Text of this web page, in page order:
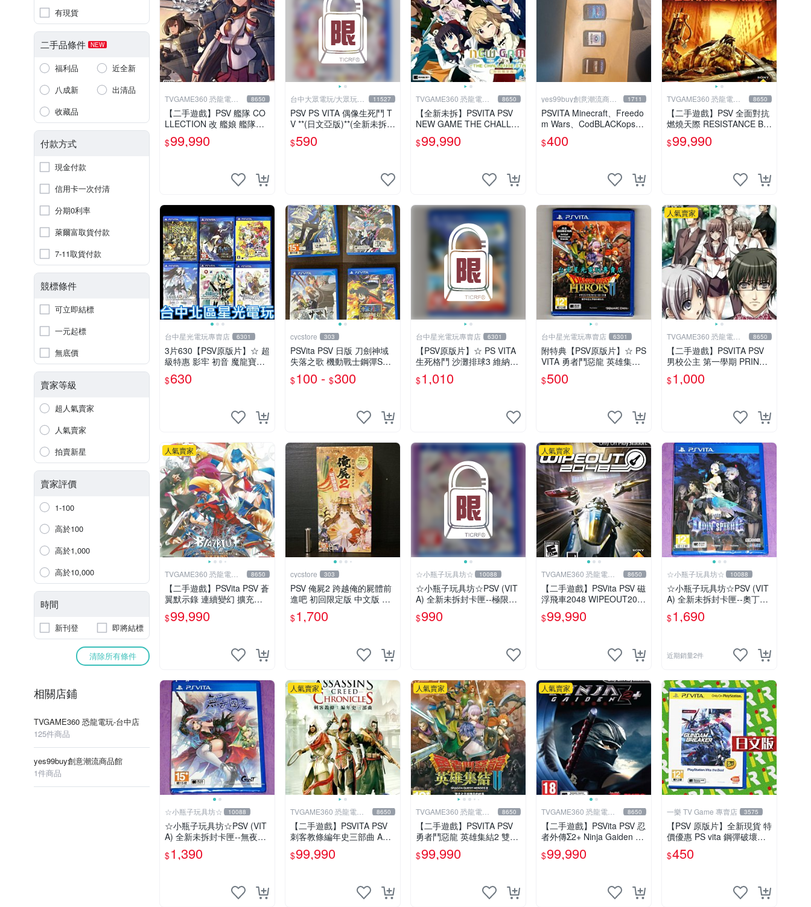
有現貨
二手品條件 NEW
福利品
近全新
八成新
出清品
收藏品
付款方式
現金付款
信用卡一次付清
分期0利率
萊爾富取貨付款
7-11取貨付款
競標條件
可立即結標
一元起標
無底價
賣家等級
超人氣賣家
人氣賣家
拍賣新星
賣家評價
1-100
高於100
高於1,000
高於10,000
時間
新刊登 即將結標
清除所有條件
相關店鋪
TVGAME360 恐龍電玩-台中店
125件商品
yes99buy創意潮流商品館
1件商品
TVGAME360 恐龍電玩- 8650
【二手遊戲】PSV 艦隊 CO
LLECTION 改 艦娘 艦隊收
藏 KANTAI 日文版【台中恐
龍電玩】
$99,990
台中大眾電玩/大眾玩具
店
11527
PSV PS VITA 偶像生死鬥 T
V **(日文亞版)**(全新未拆商
品)【台中大眾電玩】
$590
TVGAME360 恐龍電玩- 8650
【全新未拆】PSVITA PSV
NEW GAME THE CHALLE
NGE STAGE 限定版 中文版
台中恐龍電玩
$99,990
yes99buy創意潮流商品
館
1711
PSVITA Minecraft、Freedo
m Wars、CodBLACKops和
fighting climax
$400
TVGAME360 恐龍電玩- 8650
【二手遊戲】PSV 全面對抗
燃燒天際 RESISTANCE BU
RNING SKIES 中文版【台
中恐龍電玩】
$99,990
台中星光電玩專賣店 6301
3片630【PSV原版片】☆ 超
級特惠 影牢 初音 魔龍寶冠
鍊金工房 ☆中古二手商品
【星光】
$630
cycstore 303
PSVita PSV 日版 刀劍神域
失落之歌 機動戰士鋼彈SEE
D 東京幻都 海賊無雙3 經典
熱血動作 RPG
$100 - $300
台中星光電玩專賣店 6301
【PSV原版片】☆ PS VITA
生死格鬥 沙灘排球3 維納斯
☆中文版全新品【含初回封
入特典】台中星光電玩
$1,010
台中星光電玩專賣店 6301
附特典【PSV原版片】☆ PS
VITA 勇者鬥惡龍 英雄集結2
雙子之王與預言的終結 ☆日
文版全新品【台中星光電
$500
人氣賣家
TVGAME360 恐龍電玩- 8650
【二手遊戲】PSVITA PSV
男校公主 第一學期 PRINCE
SS DAYS 日文版【台中恐龍
電玩】
$1,000
人氣賣家
TVGAME360 恐龍電玩- 8650
【二手遊戲】PSVita PSV 蒼
翼默示錄 連續變幻 擴充版
亞洲日文版【台中恐龍電
玩】
$99,990
cycstore 303
PSV 俺屍2 跨越俺的屍體前
進吧 初回限定版 中文版 全
新未拆封 X200
$1,700
☆小瓶子玩具坊☆ 10088
☆小瓶子玩具坊☆PSV (VIT
A) 全新未拆封卡匣--極限凸
記 萌萌編年史
$990
人氣賣家
TVGAME360 恐龍電玩- 8650
【二手遊戲】PSVita PSV 磁
浮飛車2048 WIPEOUT204
8 英文亞版【台中恐龍電
玩】
$99,990
☆小瓶子玩具坊☆ 10088
☆小瓶子玩具坊☆PSV (VIT
A) 全新未拆封卡匣--奧丁領
域 里普特拉西爾 中文版
$1,690
近期銷量2件
☆小瓶子玩具坊☆ 10088
☆小瓶子玩具坊☆PSV (VIT
A) 全新未拆封卡匣--無夜國
度 中文版
$1,390
人氣賣家
TVGAME360 恐龍電玩- 8650
【二手遊戲】PSVITA PSV
刺客教條編年史三部曲 ASS
ASSINS CREED CHRONIC
LES 中文版
$99,990
人氣賣家
TVGAME360 恐龍電玩- 8650
【二手遊戲】PSVITA PSV
勇者鬥惡龍 英雄集結2 雙子
之王與預言的終焉 中文版 D
RAGON QUEST 台中
$99,990
人氣賣家
TVGAME360 恐龍電玩- 8650
【二手遊戲】PSVita PSV 忍
者外傳Σ2+ Ninja Gaiden Σ2
PLUS 中文版【台中恐龍電
玩】
$99,990
一樂 TV Game 專賣店 3575
【PSV 原版片】全新現貨 特
價優惠 PS vita 鋼彈破壞者
鋼彈創壞者 亞日版 BEST 可
繼承至2代【一樂電玩】
$450